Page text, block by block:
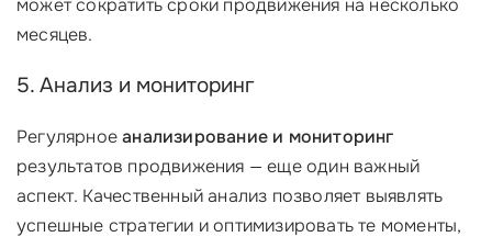
может сократить сроки продвижения на несколько
месяцев.
5. Анализ и мониторинг
Регулярноеанализирование и мониторинг
результатов продвижения — еще один важный
аспект. Качественный анализ позволяет выявлять
успешные стратегии и оптимизировать те моменты,